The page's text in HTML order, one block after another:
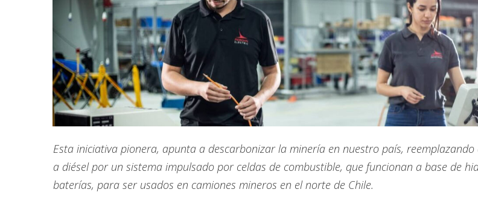
Esta iniciativa pionera, apunta a descarbonizar la minería en nuestro país,
a diésel por un sistema impulsado por celdas de combustible, que funcionan a base de
baterías, para ser usados en camiones mineros en el norte de Chile.